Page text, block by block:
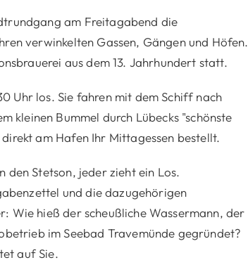
am Freitagabend die
verwinkelten Gassen, Gängen und Höfen.
aus dem 13. Jahrhundert statt.
Uhr los. Sie fahren mit dem Schiff nach
kleinen Bummel durch Lübecks "schönste
am Hafen Ihr Mittagessen bestellt.
den Stetson, jeder zieht ein Los.
und die dazugehörigen
Wie hieß der scheußliche Wassermann, der
im Seebad Travemünde gegründet?
auf Sie.